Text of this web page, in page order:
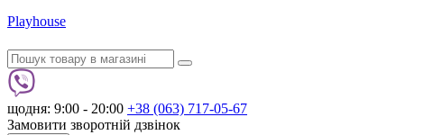
Playhouse
щодня: 9:00 - 20:00 +38 (063) 717-05-67
Замовити зворотній дзвінок